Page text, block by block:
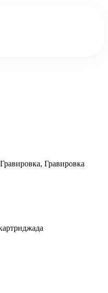
Гравировка
да